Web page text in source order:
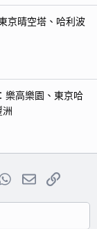
京晴空塔、哈利波
樂高樂園、東京哈
洲
WhatsApp
電子郵件連結